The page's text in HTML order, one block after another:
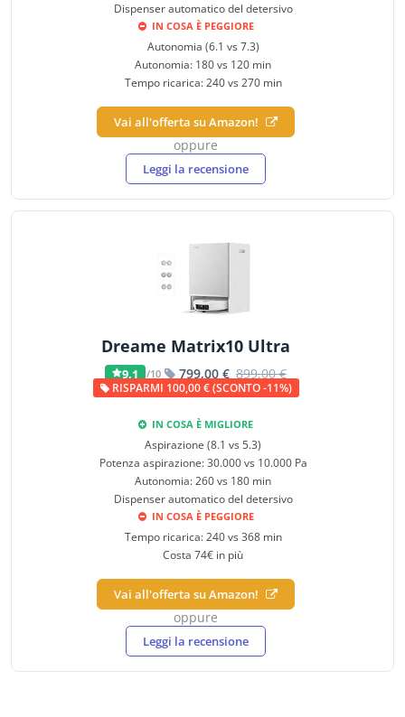
Dispenser automatico del detersivo
IN COSA È PEGGIORE
Autonomia (6.1 vs 7.3)
Autonomia: 180 vs 120 min
Tempo ricarica: 240 vs 270 min
Vai all'offerta su Amazon!
oppure
Leggi la recensione
Dreame Matrix10 Ultra
9,1 /10 799,00 € 899,00 €
RISPARMI 100,00 € (SCONTO -11%)
IN COSA È MIGLIORE
Aspirazione (8.1 vs 5.3)
Potenza aspirazione: 30.000 vs 10.000 Pa
Autonomia: 260 vs 180 min
Dispenser automatico del detersivo
IN COSA È PEGGIORE
Tempo ricarica: 240 vs 368 min
Costa 74€ in più
Vai all'offerta su Amazon!
oppure
Leggi la recensione